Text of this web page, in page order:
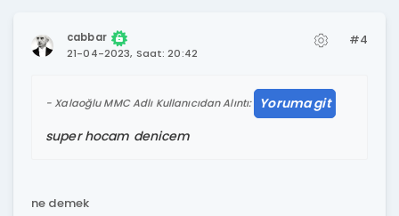
cabbar
21-04-2023, Saat: 20:42
#4
Xalaoğlu MMC Adlı Kullanıcıdan Alıntı:
Yoruma git
super hocam denicem
ne demek